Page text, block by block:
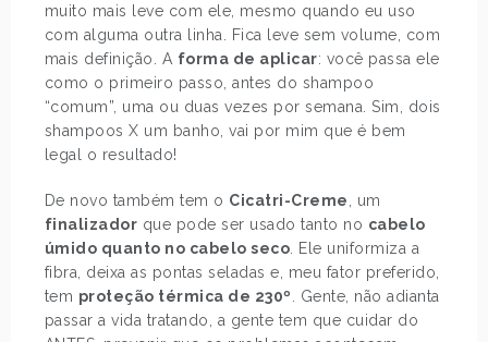
muito mais leve com ele, mesmo quando eu uso
com alguma outra linha. Fica leve sem volume, com
mais definição. A forma de aplicar: você passa ele
como o primeiro passo, antes do shampoo
“comum”, uma ou duas vezes por semana. Sim, dois
shampoos X um banho, vai por mim que é bem
legal o resultado!
De novo também tem o Cicatri-Creme
, um
finalizador que pode ser usado tanto no cabelo
úmido quanto no cabelo seco . Ele uniformiza a
fibra, deixa as pontas seladas e, meu fator preferido,
tem proteção térmica de 230º
. Gente, não adianta
passar a vida tratando, a gente tem que cuidar do